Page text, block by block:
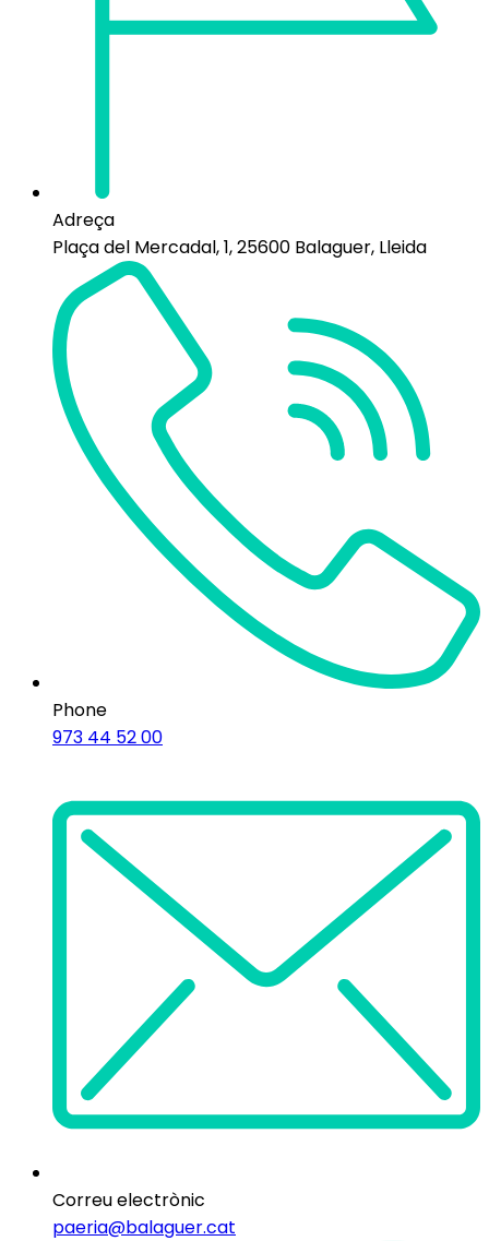
Adreça
Plaça del Mercadal, 1, 25600 Balaguer, Lleida
Phone
973 44 52 00
Correu electrònic
paeria@balaguer.cat